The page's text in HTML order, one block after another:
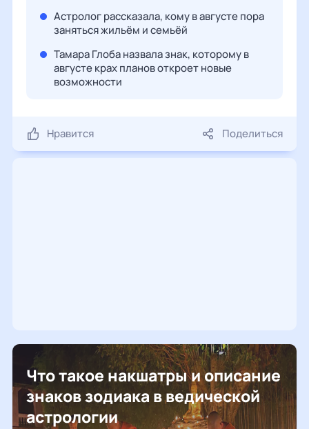
Астролог рассказала, кому в августе пора
заняться жильём и семьёй
Тамара Глоба назвала знак, которому в
августе крах планов откроет новые
возможности
Нравится Поделиться
Что такое накшатры и описание
знаков зодиака в ведической
астрологии